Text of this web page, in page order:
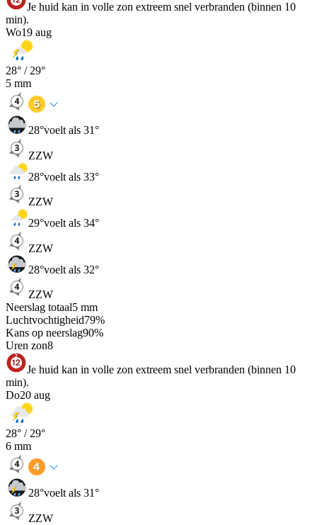
Je huid kan in volle zon extreem snel verbranden (binnen 10
min).
Wo19 aug
28° / 29°
5 mm
28°voelt als 31°
ZZW
28°voelt als 33°
ZZW
29°voelt als 34°
ZZW
28°voelt als 32°
ZZW
Neerslag totaal5 mm
Luchtvochtigheid79%
Kans op neerslag90%
Uren zon8
Je huid kan in volle zon extreem snel verbranden (binnen 10
min).
Do20 aug
28° / 29°
6 mm
28°voelt als 31°
ZZW